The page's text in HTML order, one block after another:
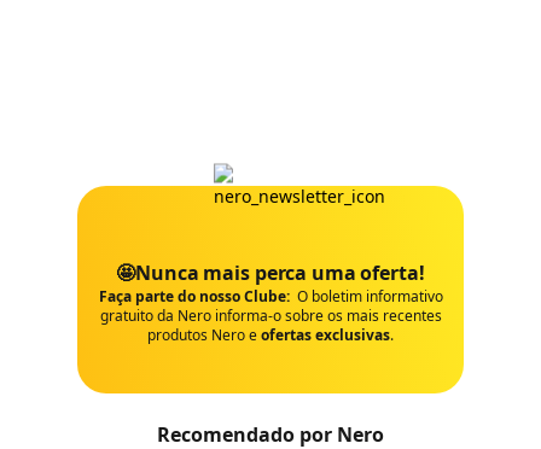
🤩Nunca mais perca uma oferta!
Faça parte do nosso Clube: O boletim informativo
gratuito da Nero informa-o sobre os mais recentes
produtos Nero eofertas exclusivas.
Recomendado por Nero